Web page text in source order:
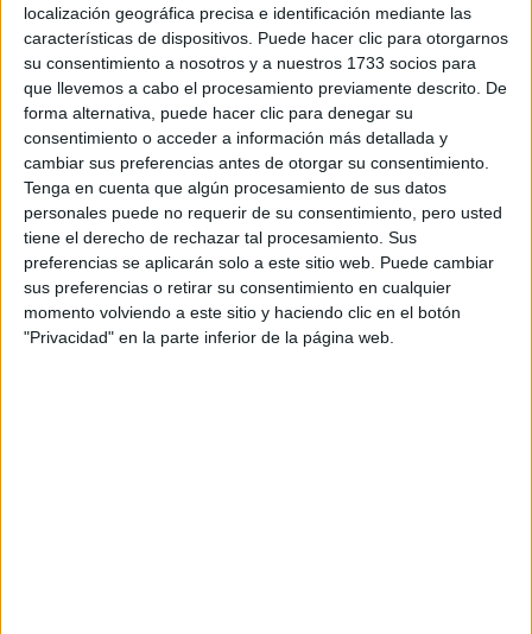
localización geográfica precisa e identificación mediante las
características de dispositivos. Puede hacer clic para otorgarnos
su consentimiento a nosotros y a nuestros 1733 socios para
que llevemos a cabo el procesamiento previamente descrito. De
forma alternativa, puede hacer clic para denegar su
consentimiento o acceder a información más detallada y
cambiar sus preferencias antes de otorgar su consentimiento.
Tenga en cuenta que algún procesamiento de sus datos
personales puede no requerir de su consentimiento, pero usted
tiene el derecho de rechazar tal procesamiento. Sus
preferencias se aplicarán solo a este sitio web. Puede cambiar
sus preferencias o retirar su consentimiento en cualquier
momento volviendo a este sitio y haciendo clic en el botón
"Privacidad" en la parte inferior de la página web.
Suscribite ahora
COMPARTÍ ESTA NOTA
EN ESTA NOTA
PERSONALIDAES: LUNA DE HOY ESCORPIO
TEMAS: SIGNOS ZODIACO
HOROSCOPO